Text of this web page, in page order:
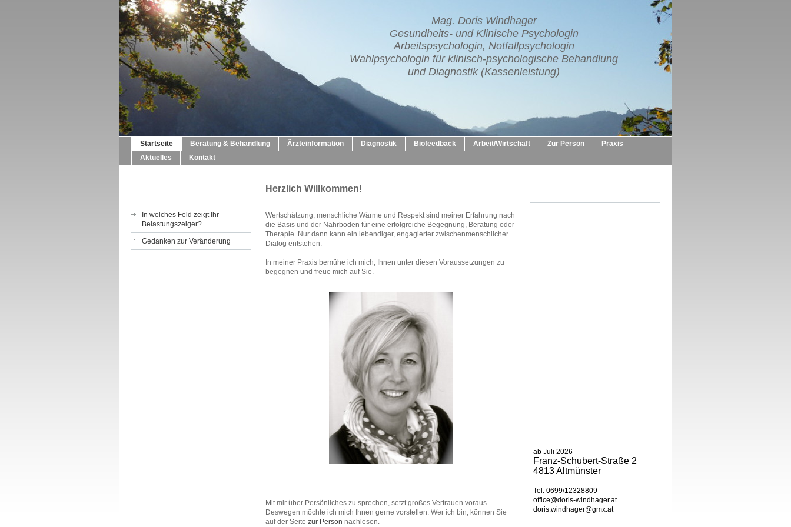
Mag. Doris Windhager
Gesundheits- und Klinische Psychologin
Arbeitspsychologin, Notfallpsychologin
Wahlpsychologin für klinisch-psychologische Behandlung
und Diagnostik (Kassenleistung)
Startseite Beratung & Behandlung Ärzteinformation Diagnostik Biofeedback Arbeit/Wirtschaft Zur Person
Praxis
Aktuelles
Kontakt
In welches Feld zeigt Ihr
Belastungszeiger?
Gedanken zur Veränderung
Herzlich Willkommen!
Wertschätzung, menschliche Wärme und Respekt sind meiner Erfahrung nach
die Basis und der Nährboden für eine erfolgreiche Begegnung, Beratung oder
Therapie. Nur dann kann ein lebendiger, engagierter zwischenmenschlicher
Dialog entstehen.
In meiner Praxis bemühe ich mich, Ihnen unter diesen Voraussetzungen zu
begegnen und freue mich auf Sie.
Mit mir über Persönliches zu sprechen, setzt großes Vertrauen voraus.
Deswegen möchte ich mich Ihnen gerne vorstellen. Wer ich bin, können Sie
auf der Seite zur Person nachlesen.
ab Juli 2026
Franz-Schubert-Straße 2
4813 Altmünster
Tel. 0699/12328809
office@doris-windhager.at
doris.windhager@gmx.at